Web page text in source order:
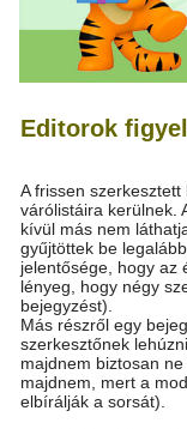
Editorok
A frissen
várólistáira kerülnek.
kívül más nem
gyűjtöttek be
jelentősége, hogy az
lényeg, hogy négy
bejegyzést).
Más részről egy
szerkesztőnek
majdnem biztosan
majdnem, mert a
elbírálják a sorsát).